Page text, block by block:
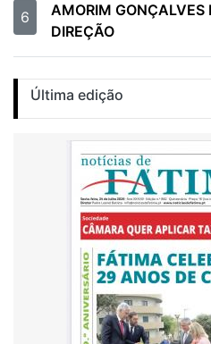
6
AMORIM GONÇALVES
DIREÇÃO
Última edição